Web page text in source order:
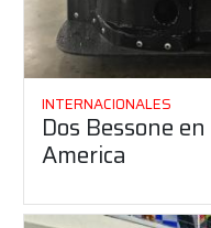
INTERNACIONALES
Dos Bessone
America